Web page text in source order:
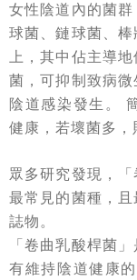
女性陰道內的菌
球菌、鏈球菌、
上，其中佔主導
菌，可抑制致病
陰道感染發生。
健康，若壞菌多，
眾多研究發現，
最常見的菌種，
誌物。
「卷曲乳酸桿菌
有維持陰道健康